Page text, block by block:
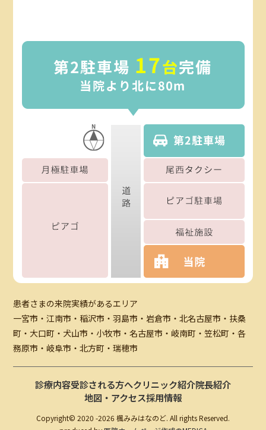
患者さまの来院実績があるエリア
一宮市・江南市・稲沢市・羽島市・岩倉市・北名古屋市・扶桑
町・大口町・犬山市・小牧市・名古屋市・岐南町・笠松町・各
務原市・岐阜市・北方町・瑞穂市
診療内容受診される方へクリニック紹介院長紹介
地図・アクセス採用情報
Copyright© 2020 -2026 楓みみはなのど. All rights Reserved.